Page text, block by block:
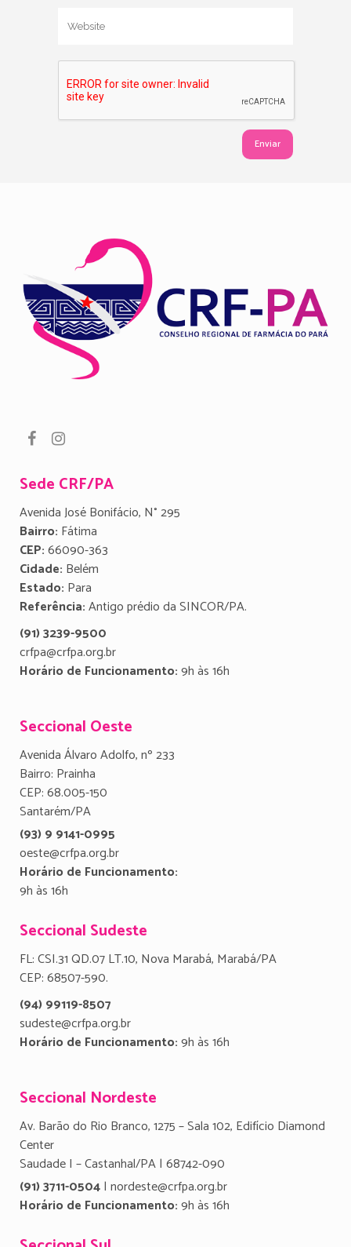
Sede CRF/PA
Avenida José Bonifácio, N° 295
Bairro: Fátima
CEP:66090-363
Cidade: Belém
Estado: Para
Referência:Antigo prédio da SINCOR/PA.
(91) 3239-9500
crfpa@crfpa.org.br
Horário de Funcionamento:9h às 16h
Seccional Oeste
Avenida Álvaro Adolfo, nº 233
Bairro: Prainha
CEP: 68.005-150
Santarém/PA
(93) 9 9141-0995
oeste@crfpa.org.br
Horário de Funcionamento:
9h às 16h
Seccional Sudeste
FL: CSI.31 QD.07 LT.10, Nova Marabá, Marabá/PA
CEP: 68507-590.
(94) 99119-8507
sudeste@crfpa.org.br
Horário de Funcionamento:9h às 16h
Seccional Nordeste
Av. Barão do Rio Branco, 1275 – Sala 102, Edifício Diamond
Center
Saudade I – Castanhal/PA | 68742-090
(91) 3711-0504| nordeste@crfpa.org.br
Horário de Funcionamento:9h às 16h